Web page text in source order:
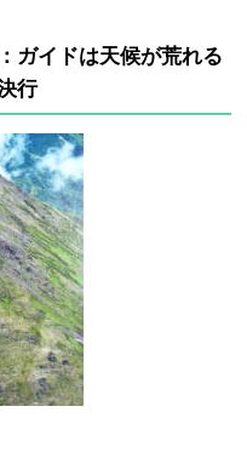
ガイドは天候が荒れる
行